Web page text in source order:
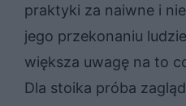
praktyki za naiwne i
jego przekonaniu
większa uwagę na to
Dla stoika próba